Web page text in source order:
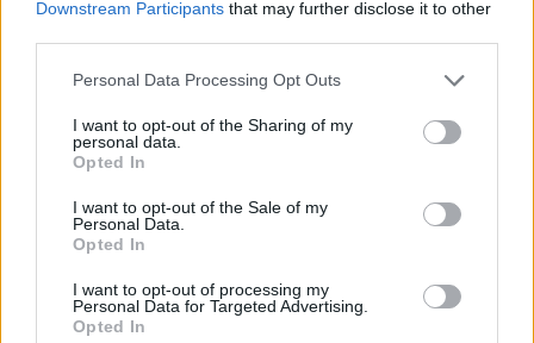
Downstream Participants that may further disclose it to other
Personal Data Processing Opt Outs
I want to opt-out of the Sharing of my
personal data.
Opted In
I want to opt-out of the Sale of my
Personal Data.
Opted In
I want to opt-out of processing my
Personal Data for Targeted Advertising.
Opted In
«Νομίζω ότι το ζω σε όνειρο όλο αυτό,
ότι είμαι σε άλλη διάσταση», δήλωσε ο
Ιάσονας Παπαματθαίου,
coach του και αγκαλιάζοντας το